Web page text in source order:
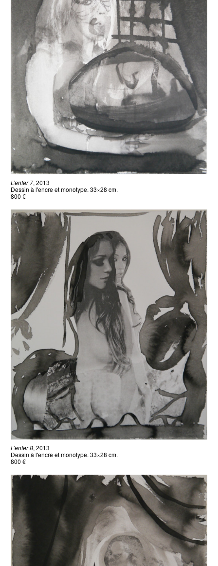
L’enfer 7, 2013
Dessin à l'encre et monotype. 33×28 cm.
800 €
L’enfer 8, 2013
Dessin à l'encre et monotype. 33×28 cm.
800 €